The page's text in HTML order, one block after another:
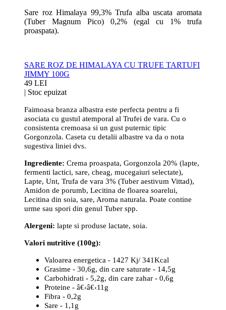
Sare roz Himalaya 99,3% Trufa alba uscata aromata
(Tuber Magnum Pico) 0,2% (egal cu 1% trufa
proaspata).
SARE ROZ DE HIMALAYA CU TRUFE TARTUFI
JIMMY 100G
49 LEI
| Stoc epuizat
Faimoasa branza albastra este perfecta pentru a fi
asociata cu gustul atemporal al Trufei de vara. Cu o
consistenta cremoasa si un gust puternic tipic
Gorgonzola. Caseta cu detalii albastre va da o nota
sugestiva liniei dvs.
Ingrediente: Crema proaspata, Gorgonzola 20% (lapte,
fermenti lactici, sare, cheag, mucegaiuri selectate),
Lapte, Unt, Trufa de vara 3% (Tuber aestivum Vittad),
Amidon de porumb, Lecitina de floarea soarelui,
Lecitina din soia, sare, Aroma naturala. Poate contine
urme sau spori din genul Tuber spp.
Alergeni: lapte si produse lactate, soia.
Valori nutritive (100g):
Valoarea energetica - 1427 Kj/ 341Kcal
Grasime - 30,6g, din care saturate - 14,5g
Carbohidrati - 5,2g, din care zahar - 0,6g
Proteine - â€‹â€‹11g
Fibra - 0,2g
Sare - 1,1g